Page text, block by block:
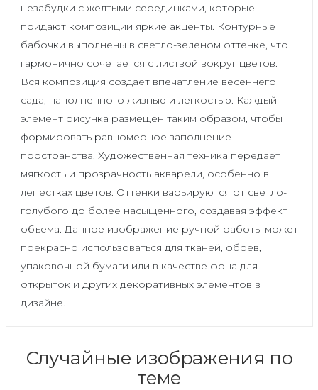
незабудки с желтыми серединками, которые
придают композиции яркие акценты. Контурные
бабочки выполнены в светло-зеленом оттенке, что
гармонично сочетается с листвой вокруг цветов.
Вся композиция создает впечатление весеннего
сада, наполненного жизнью и легкостью. Каждый
элемент рисунка размещен таким образом, чтобы
формировать равномерное заполнение
пространства. Художественная техника передает
мягкость и прозрачность акварели, особенно в
лепестках цветов. Оттенки варьируются от светло-
голубого до более насыщенного, создавая эффект
объема. Данное изображение ручной работы может
прекрасно использоваться для тканей, обоев,
упаковочной бумаги или в качестве фона для
открыток и других декоративных элементов в
дизайне.
Случайные изображения по
теме